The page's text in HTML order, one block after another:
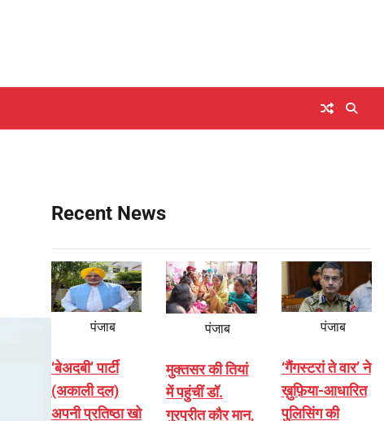
Recent News
पंजाब
‘बेअदबी’ पार्टी
(अकाली दल)
अपनी प्रतिष्ठा खो
पंजाब
मुक्तसर की तियां
में पहुंचीं डॉ.
गुरप्रीत कौर मान,
पंजाब
‘गैंगस्टरां ते वार’ ने
ख़ुफ़िया-आधारित
पुलिसिंग की